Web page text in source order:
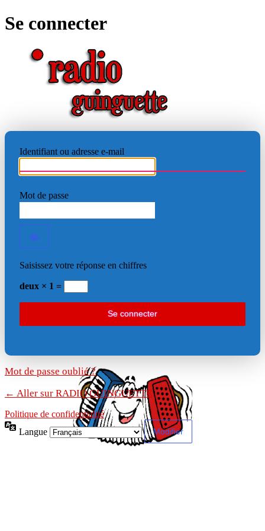
Se connecter
Identifiant ou adresse e-mail
Mot de passe
Saisissez votre réponse en chiffres
deux × 1 =
Mot de passe oublié ?
← Aller sur RADIO GUINGUETTE
Politique de confidentialité
Langue